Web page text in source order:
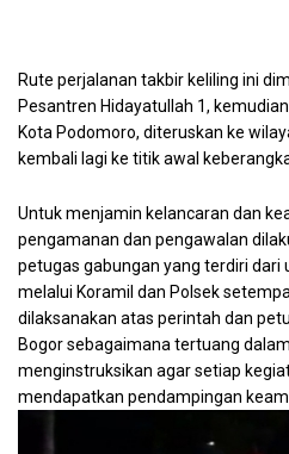
Rute perjalanan takbir keliling ini
Pesantren Hidayatullah 1,
Kota Podomoro, diteruskan ke
kembali lagi ke titik awal
Untuk menjamin kelancaran dan
pengamanan dan pengawalan
petugas gabungan yang terdiri dari
melalui Koramil dan Polsek
dilaksanakan atas perintah dan
Bogor sebagaimana tertuang
menginstruksikan agar setiap
mendapatkan pendampingan